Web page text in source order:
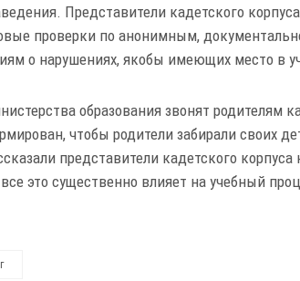
Представители кадетского
проверки по анонимным,
о нарушениях, якобы имеющих место в
образования звонят родителям
чтобы родители забирали своих
представители кадетского корпуса
это существенно влияет на учебный